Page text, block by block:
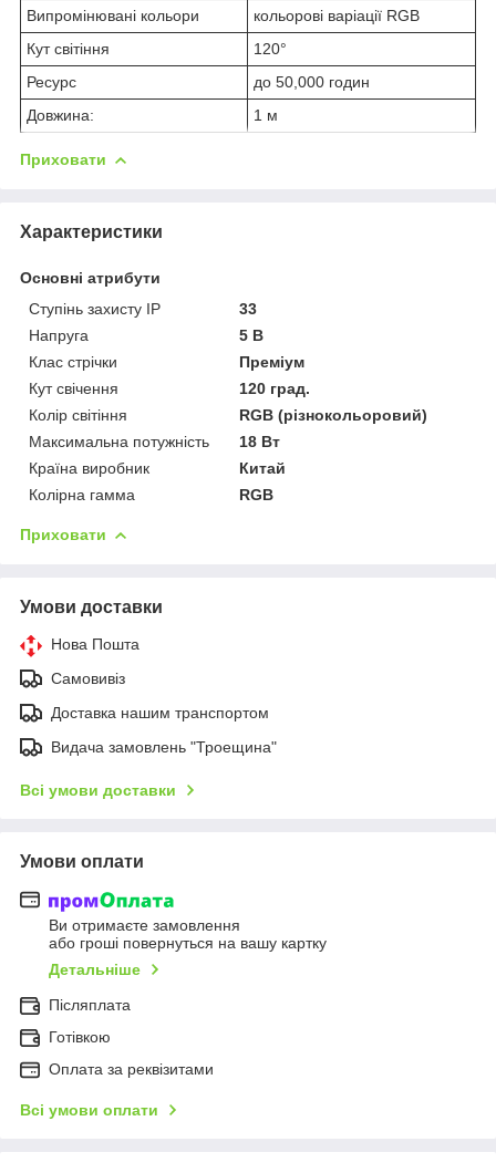
Випромінювані кольори
кольорові варіації RGB
Кут світіння
120°
Ресурс
до 50,000 годин
Довжина:
1 м
Приховати
Характеристики
Основні атрибути
Ступінь захисту IP
33
Напруга
5 В
Клас стрічки
Преміум
Кут свічення
120 град.
Колір світіння
RGB (різнокольоровий)
Максимальна потужність
18 Вт
Країна виробник
Китай
Колірна гамма
RGB
Приховати
Умови доставки
Нова Пошта
Самовивіз
Доставка нашим транспортом
Видача замовлень "Троещина"
Всі умови доставки
Умови оплати
Ви отримаєте замовлення
або гроші повернуться на вашу картку
Детальніше
Післяплата
Готівкою
Оплата за реквізитами
Всі умови оплати